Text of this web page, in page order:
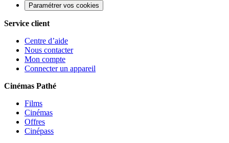
Paramétrer vos cookies
Service client
Centre d’aide
Nous contacter
Mon compte
Connecter un appareil
Cinémas Pathé
Films
Cinémas
Offres
Cinépass